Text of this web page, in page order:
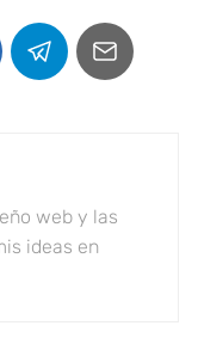
web y las
ideas en